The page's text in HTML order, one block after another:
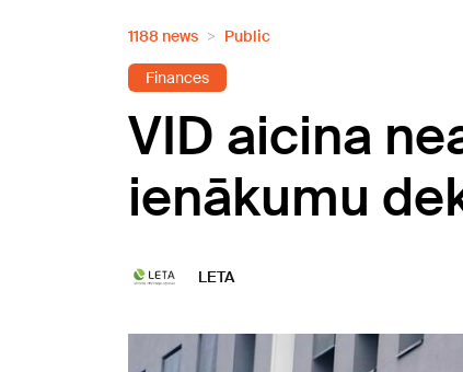
1188 news Public
Finances
VID aicina
ienākumu
LETA